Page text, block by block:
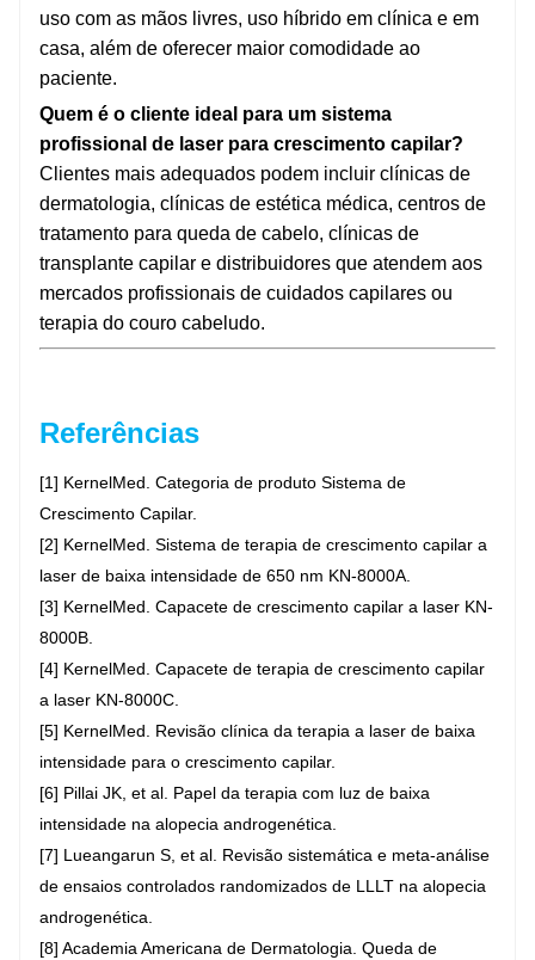
uso com as mãos livres, uso híbrido em clínica e em
casa, além de oferecer maior comodidade ao
paciente.
Quem é o cliente ideal para um sistema
profissional de laser para crescimento capilar?
Clientes mais adequados podem incluir clínicas de
dermatologia, clínicas de estética médica, centros de
tratamento para queda de cabelo, clínicas de
transplante capilar e distribuidores que atendem aos
mercados profissionais de cuidados capilares ou
terapia do couro cabeludo.
Referências
[1] KernelMed. Categoria de produto Sistema de
Crescimento Capilar.
[2] KernelMed. Sistema de terapia de crescimento capilar a
laser de baixa intensidade de 650 nm KN-8000A.
[3] KernelMed. Capacete de crescimento capilar a laser KN-
8000B.
[4] KernelMed. Capacete de terapia de crescimento capilar
a laser KN-8000C.
[5] KernelMed. Revisão clínica da terapia a laser de baixa
intensidade para o crescimento capilar.
[6] Pillai JK, et al. Papel da terapia com luz de baixa
intensidade na alopecia androgenética.
[7] Lueangarun S, et al. Revisão sistemática e meta-análise
de ensaios controlados randomizados de LLLT na alopecia
androgenética.
[8] Academia Americana de Dermatologia. Queda de